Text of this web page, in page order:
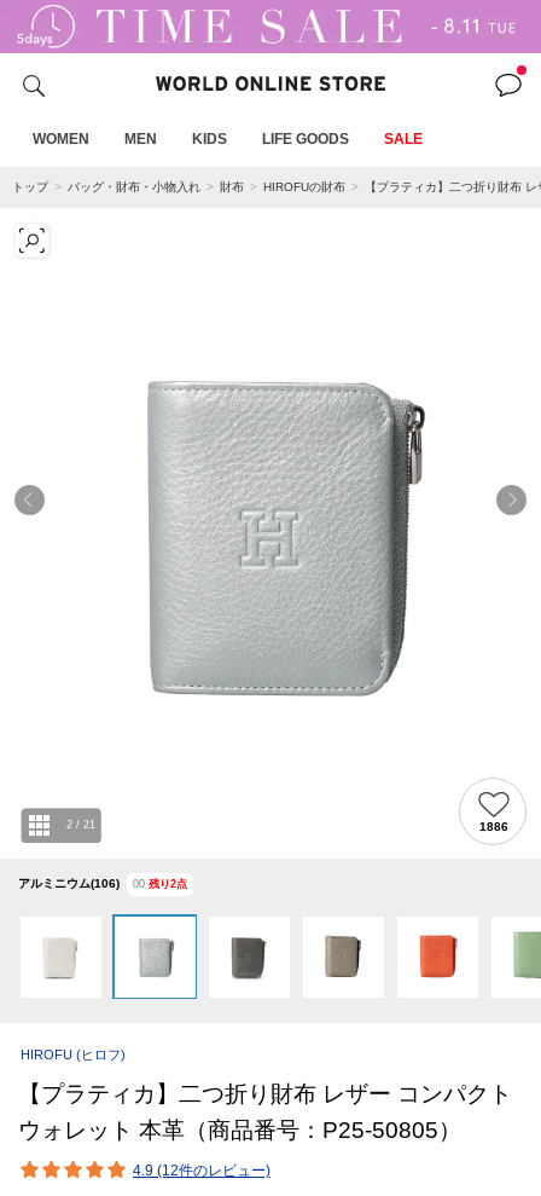
WOMEN MEN KIDS LIFE GOODS SALE
トップ バッグ・財布・小物入れ 財布 HIROFUの財布 【プラティカ】二つ折り財布
アルミニウム(106) 00 残り 2点
2 / 21 1886
HIROFU (ヒロフ)
【プラティカ】二つ折り財布 レザー コンパクト
ウォレット 本革（商品番号：P25-50805）
4.9 (12件のレビュー)